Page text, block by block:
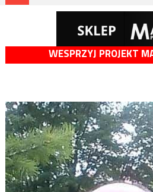
WESPRZYJ PROJEKT